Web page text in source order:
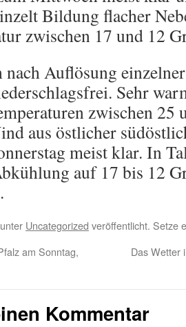
Bildung flacher
zwischen 17 und 12
Auflösung
Sehr
zwischen 25
aus östlicher
meist klar. In
auf 17 bis 12
Uncategorized veröffentlicht. Setze
am Sonntag,
Das Wetter
Kommentar